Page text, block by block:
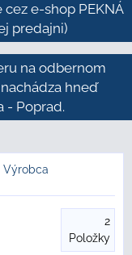
e-shop PEKNÁ
predajni)
na odbernom
hneď
- Poprad.
Výrobca
2
Položky